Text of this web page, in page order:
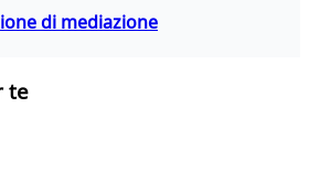
di mediazione
te